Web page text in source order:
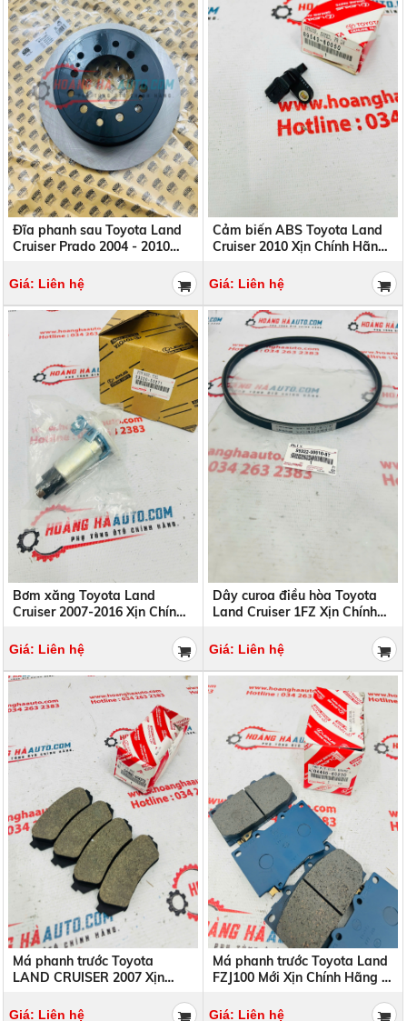
Đĩa phanh sau Toyota Land
Cruiser Prado 2004 - 2010
60201 4243160201
Giá: Liên hệ
Cảm biến ABS Toyota Land
Cruiser 2010 Xịn Chính Hãng
Giá: Liên hệ
Bơm xăng Toyota Land
Cruiser 2007-2016 Xịn Chính
2322050271
Giá: Liên hệ
Dây curoa điều hòa Toyota
Land Cruiser 1FZ Xịn Chính
99322009108T
Giá: Liên hệ
Má phanh trước Toyota
LAND CRUISER 2007 Xịn
0446660070
Giá: Liên hệ
Má phanh trước Toyota Land
FZJ100 Mới Xịn Chính Hãng |
Giá: Liên hệ